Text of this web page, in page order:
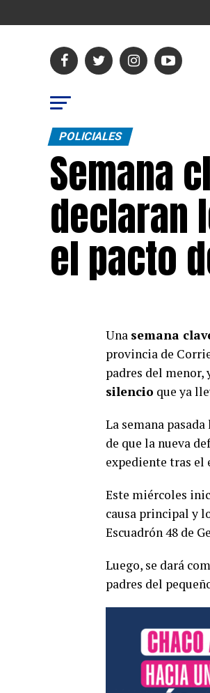
POLICIALES
Semana
declaran
el pacto
Una semana
provincia de
padres del menor,
silencio que ya
La semana
de que la nueva
expediente tras el
Este miércoles
causa principal y
Escuadrón 48 de
Luego, se dará
padres del